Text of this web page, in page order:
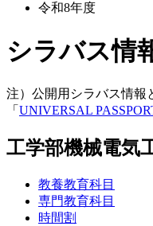
令和8年度
シラバス情
注）公開用シラバス情報
「 UNIVERSAL
工学部機械電気
教養教育科目
専門教育科目
時間割